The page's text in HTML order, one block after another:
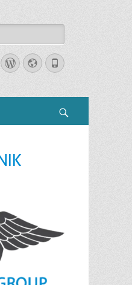
WordPress
WebsitePhone